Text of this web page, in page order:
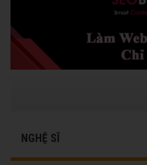
NGHỆ SĨ